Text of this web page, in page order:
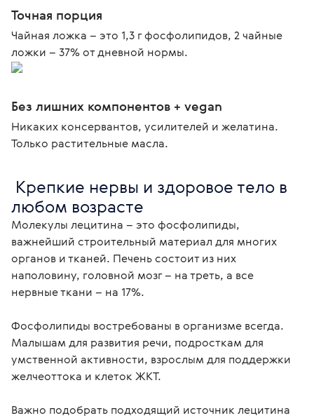
Точная порция
Чайная ложка – это 1,3 г фосфолипидов, 2 чайные
ложки – 37% от дневной нормы.
Без лишних компонентов + vegan
Никаких консервантов, усилителей и желатина.
Только растительные масла.
любом возрасте
Молекулы лецитина – это фосфолипиды,
важнейший строительный материал для многих
органов и тканей. Печень состоит из них
наполовину, головной мозг – на треть, а все
нервные ткани – на 17%.
Фосфолипиды востребованы в организме всегда.
Малышам для развития речи, подросткам для
умственной активности, взрослым для поддержки
желчеоттока и клеток ЖКТ.
Важно подобрать подходящий источник лецитина